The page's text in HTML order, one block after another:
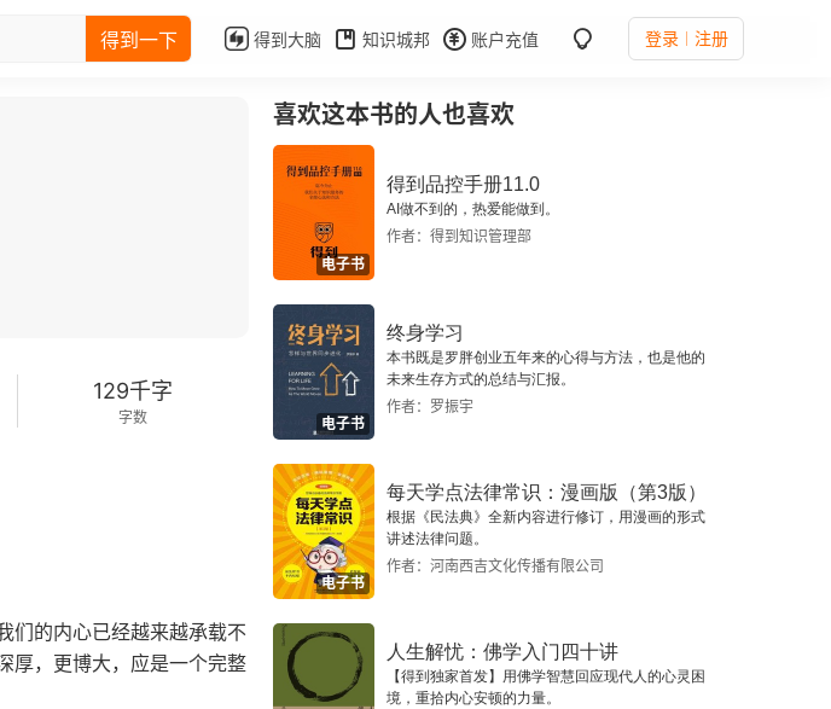
得到一下 得到大脑 知识城邦 账户充值 登录 注册
129千字
字数
们的内心已经越来越承载不
厚，更博大，应是一个完整
喜欢这本书的人也喜欢
电子书
得到品控手册11.0
AI做不到的，热爱能做到。
作者：得到知识管理部
电子书
终身学习
本书既是罗胖创业五年来的心得与方法，也是他的
未来生存方式的总结与汇报。
作者：罗振宇
电子书
每天学点法律常识：漫画版（第3版）
根据《民法典》全新内容进行修订，用漫画的形式
讲述法律问题。
作者：河南西吉文化传播有限公司
人生解忧：佛学入门四十讲
【得到独家首发】用佛学智慧回应现代人的心灵困
境，重拾内心安顿的力量。